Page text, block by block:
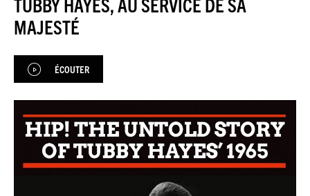
JAZZENDA
ESPACEPREMIUM
MAJESTÉ
ÉCOUTER